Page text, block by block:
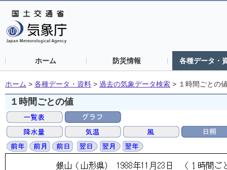
ホーム 防災情報 各種データ・
ホーム > 各種データ・資料 > 過去の気象データ検索 > １時間ごとの
１時間ごとの値